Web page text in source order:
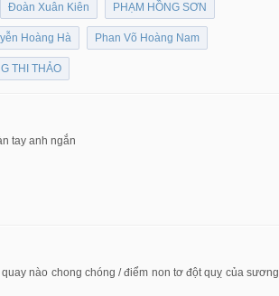
Đoàn Xuân Kiên PHẠM HỒNG SƠN
Hoàng Hà Phan Võ Hoàng Nam
THI THẢO
tay anh ngắn
nào chong chóng / điểm non tơ đột quỵ của sương